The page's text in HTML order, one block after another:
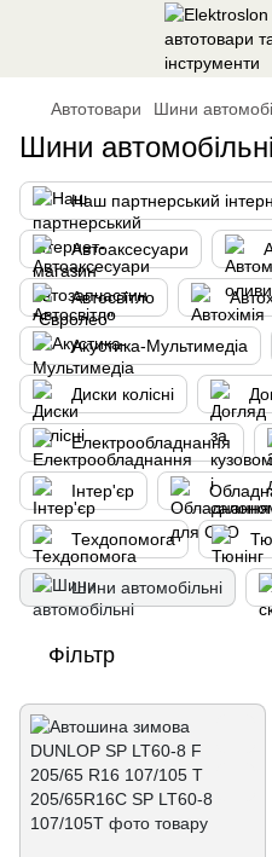
Автотовари Шини
Шини автомобільні
Автоаксесуари
Автосвітло
Акустика-Мультимедіа
Диски колісні
Електрообладнання
Інтер'єр
Техдопомога
Шини автомобільні
Фільтр